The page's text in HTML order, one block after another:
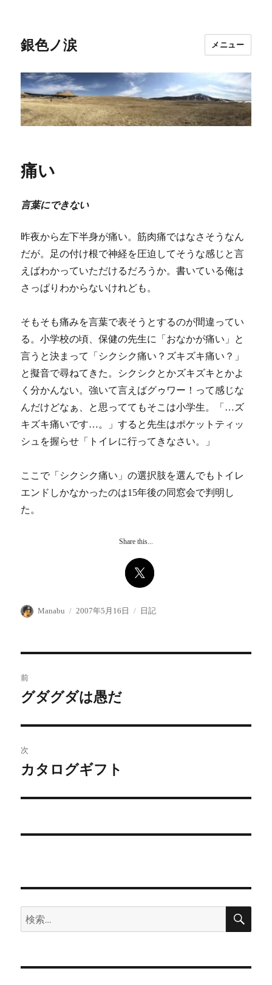
銀色ノ涙 メニュー
痛い
言葉にできない
昨夜から左下半身が痛い。筋肉痛ではなさそうなん
だが。足の付け根で神経を圧迫してそうな感じと言
えばわかっていただけるだろうか。書いている俺は
さっぱりわからないけれども。
そもそも痛みを言葉で表そうとするのが間違ってい
る。小学校の頃、保健の先生に「おなかが痛い」と
言うと決まって「シクシク痛い？ズキズキ痛い？」
と擬音で尋ねてきた。シクシクとかズキズキとかよ
く分かんない。強いて言えばグゥワー！って感じな
んだけどなぁ、と思っててもそこは小学生。「…ズ
キズキ痛いです…。」すると先生はポケットティッ
シュを握らせ「トイレに行ってきなさい。」
ここで「シクシク痛い」の選択肢を選んでもトイレ
エンドしかなかったのは15年後の同窓会で判明し
た。
Share this...
投
Manabu
投
2007年5月16日
カ
日記
稿
ビ
ゲ
ー
前
前
投
稿:
グダグダは愚だ
次
次
投
カタログギフト
検
索:
検